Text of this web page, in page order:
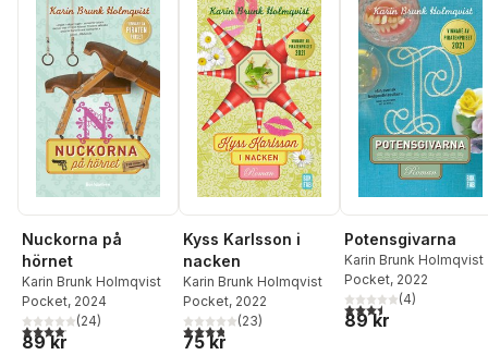
Nuckorna på
hörnet
Karin Brunk Holmqvist
Pocket, 2024
4,1utav 5 stjärnor. Totalt antal röster:
(24)
89 kr
Kyss Karlsson i
nacken
Karin Brunk Holmqvist
Pocket, 2022
3,8utav 5 stjärnor. Totalt antal röster:
(23)
75 kr
Potensgivarna
Karin Brunk Holmqvist
Pocket, 2022
3,5utav 5 stjärnor.
(4)
89 kr